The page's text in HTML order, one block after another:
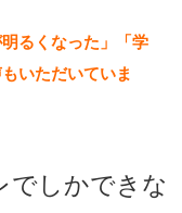
るくなった」「学
いただいていま
でしかできな